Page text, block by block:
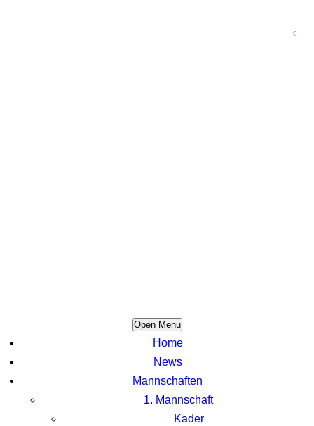
0
Open Menu
Home
News
Mannschaften
1. Mannschaft
Kader